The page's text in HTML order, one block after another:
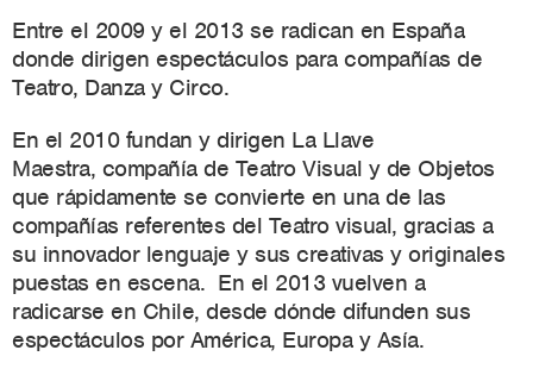
Entre el 2009 y el 2013 se radican en España
donde dirigen espectáculos para compañías de
Teatro, Danza y Circo.
En el 2010 fundan y dirigen La Llave
Maestra, compañía de Teatro Visual y de Objetos
que rápidamente se convierte en una de las
compañías referentes del Teatro visual, gracias a
su innovador lenguaje y sus creativas y originales
puestas en escena. En el 2013 vuelven a
radicarse en Chile, desde dónde difunden sus
espectáculos por América, Europa y Asía.